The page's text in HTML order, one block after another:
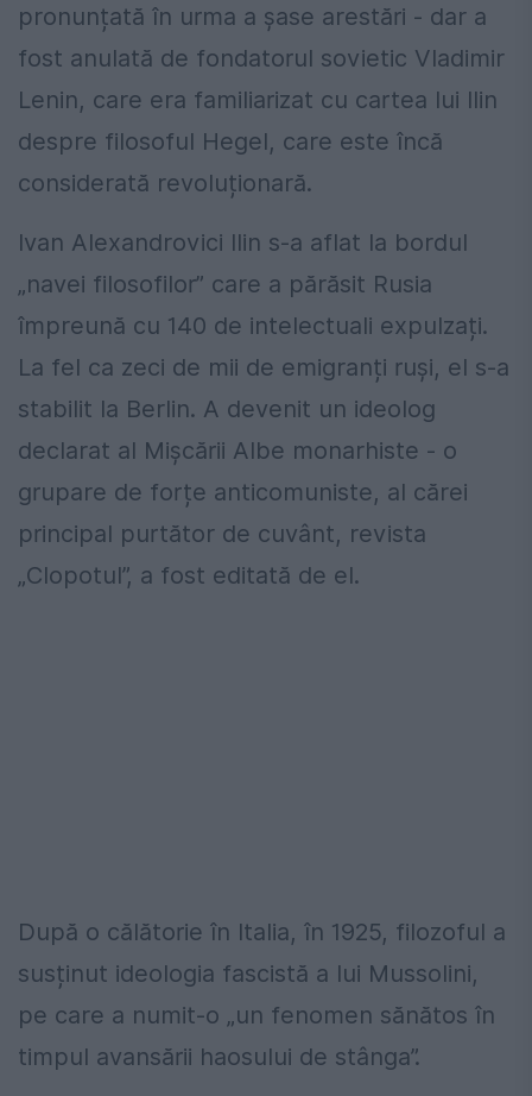
pronunțată în urma a șase arestări - dar a
fost anulată de fondatorul sovietic Vladimir
Lenin, care era familiarizat cu cartea lui Ilin
despre filosoful Hegel, care este încă
considerată revoluționară.
Ivan Alexandrovici Ilin s-a aflat la bordul
„navei filosofilor” care a părăsit Rusia
împreună cu 140 de intelectuali expulzați.
La fel ca zeci de mii de emigranți ruși, el s-a
stabilit la Berlin. A devenit un ideolog
declarat al Mișcării Albe monarhiste - o
grupare de forțe anticomuniste, al cărei
principal purtător de cuvânt, revista
„Clopotul”, a fost editată de el.
După o călătorie în Italia, în 1925, filozoful a
susținut ideologia fascistă a lui Mussolini,
pe care a numit-o „un fenomen sănătos în
timpul avansării haosului de stânga”.